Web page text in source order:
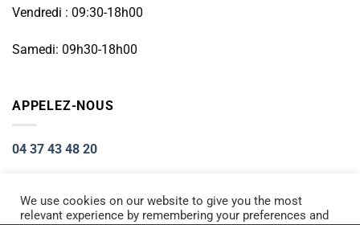
Vendredi : 09:30-18h00
Samedi: 09h30-18h00
APPELEZ-NOUS
04 37 43 48 20
We use cookies on our website to give you the most
relevant experience by remembering your preferences and